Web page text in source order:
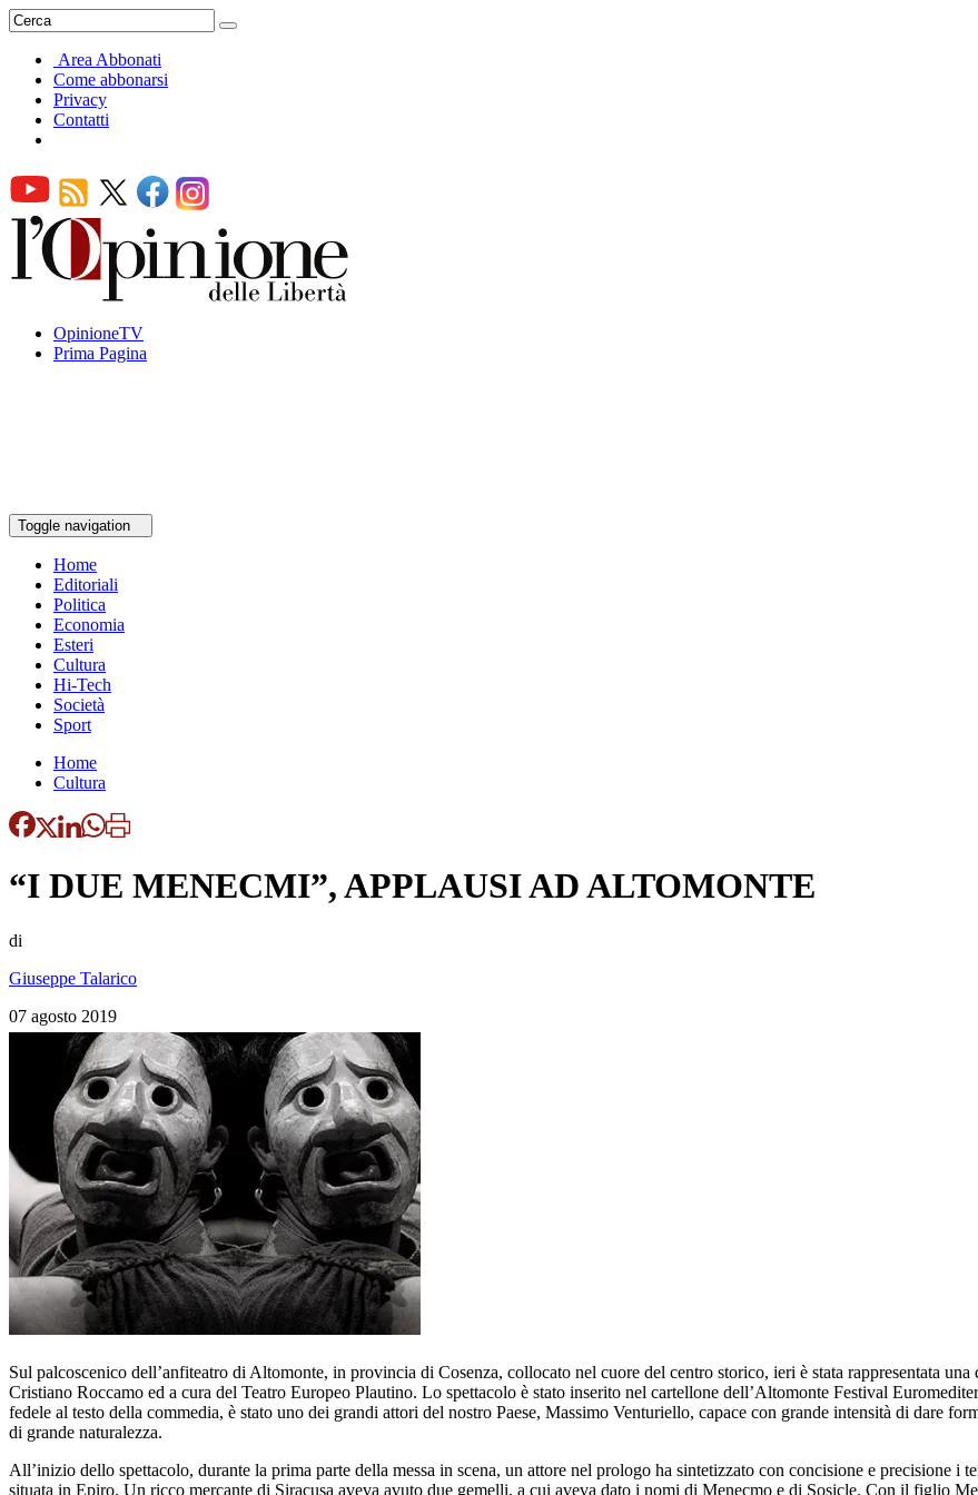
Area Abbonati
Come abbonarsi
Privacy
Contatti
OpinioneTV
Prima Pagina
Toggle navigation
Home
Editoriali
Politica
Economia
Esteri
Cultura
Hi-Tech
Società
Sport
Home
Cultura
“I DUE MENECMI”, APPLAUSI AD ALTOMONTE
di
Giuseppe Talarico
07 agosto 2019
Sul palcoscenico dell’anfiteatro di Altomonte, in provincia di Cosenza, collocato nel cuore del centro storico, ieri è stata rappresentata
Cristiano Roccamo ed a cura del Teatro Europeo Plautino. Lo spettacolo è stato inserito nel cartellone dell’Altomonte Festival
fedele al testo della commedia, è stato uno dei grandi attori del nostro Paese, Massimo Venturiello, capace con grande intensità di dare
di grande naturalezza.
All’inizio dello spettacolo, durante la prima parte della messa in scena, un attore nel prologo ha sintetizzato con concisione e precisione i
situata in Epiro. Un ricco mercante di Siracusa aveva avuto due gemelli, a cui aveva dato i nomi di Menecmo e di Sosicle. Con il figlio